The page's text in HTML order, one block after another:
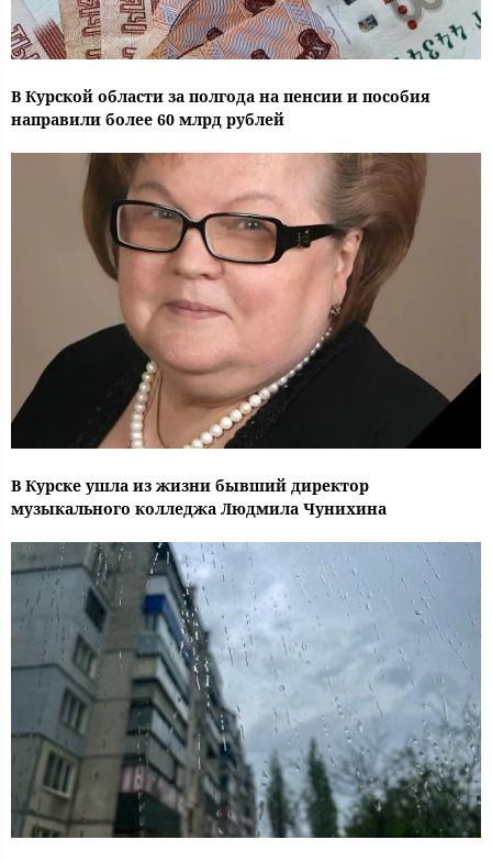
В Курской области за полгода на пенсии и пособия
направили более 60 млрд рублей
В Курске ушла из жизни бывший директор
музыкального колледжа Людмила Чунихина